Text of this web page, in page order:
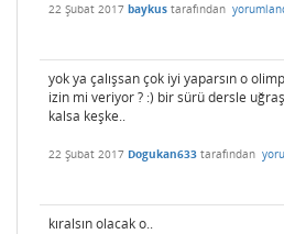
22 Şubat 2017 baykus tarafından
yok ya çalışsan çok iyi yaparsın o
izin mi veriyor ? :) bir sürü dersle
kalsa keşke..
22 Şubat 2017 Dogukan633 tarafından
kıralsın olacak o..